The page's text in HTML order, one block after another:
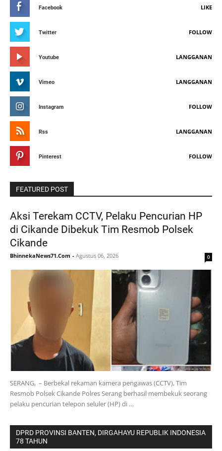
Facebook LIKE
Twitter FOLLOW
Youtube LANGGANAN
Vimeo LANGGANAN
Instagram FOLLOW
Rss LANGGANAN
Pinterest FOLLOW
FEATURED POST
Aksi Terekam CCTV, Pelaku Pencurian HP
di Cikande Dibekuk Tim Resmob Polsek
Cikande
BhinnekaNews71.Com - Agustus 06, 2026 0
SERANG, – Berbekal rekaman kamera pengawas (CCTV), Tim
Resmob Polsek Cikande Polres Serang berhasil membekuk seorang
pelaku pencurian telepon seluler (HP) di …
DPRD PROVINSI BANTEN, DIRGAHAYU REPUBLIK INDONESIA
78 TAHUN